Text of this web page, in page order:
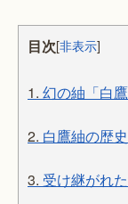
目次[非表示]
1. 幻の紬「白
2. 白鷹紬の歴史
3. 受け継がれ